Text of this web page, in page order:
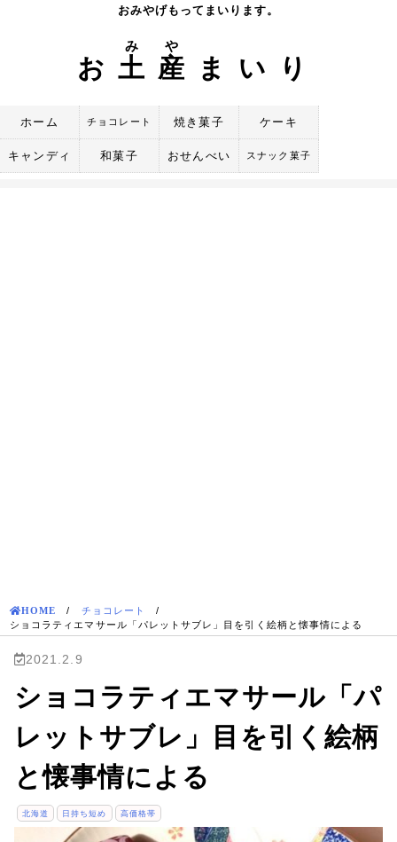
おみやげもってまいります。
お 土
み
産
や
まいり
ホーム チョコレート 焼き菓子 ケーキ
キャンディ 和菓子 おせんべい スナック菓子
HOME / チョコレート
/
ショコラティエマサール「パレットサブレ」目を引く絵柄と懐事情による
2021.2.9
ショコラティエマサール「パ
レットサブレ」目を引く絵柄
と懐事情による
北海道 日持ち短め 高価格帯